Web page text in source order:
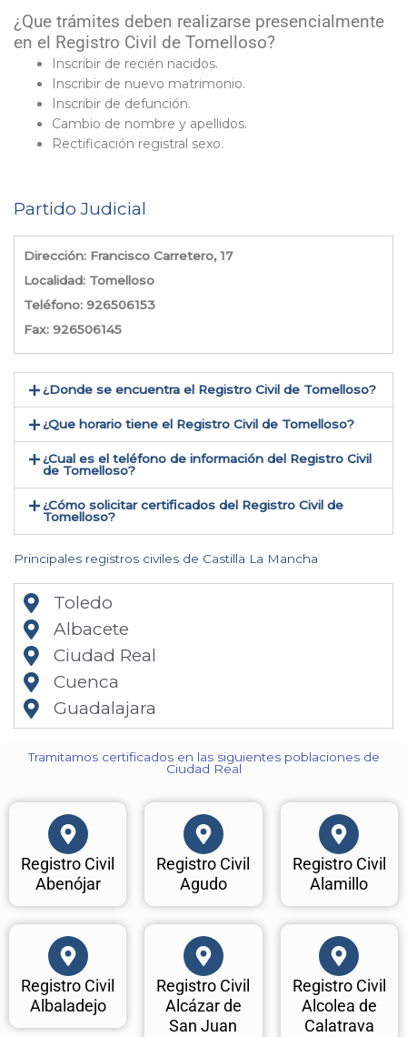
¿Que trámites deben realizarse presencialmente
en el Registro Civil de Tomelloso?
Inscribir de recién nacidos.
Inscribir de nuevo matrimonio.
Inscribir de defunción.
Cambio de nombre y apellidos.
Rectificación registral sexo.
Partido Judicial
Dirección: Francisco Carretero, 17
Localidad: Tomelloso
Teléfono: 926506153
Fax: 926506145
¿Donde se encuentra el Registro Civil de Tomelloso​?
¿Que horario tiene el Registro Civil de Tomelloso?
¿Cual es el teléfono de información del Registro Civil
de Tomelloso​?
¿Cómo solicitar certificados del Registro Civil de
Tomelloso​?
Principales registros civiles de Castilla La Mancha
Toledo
Albacete
Ciudad Real
Cuenca
Guadalajara
Tramitamos certificados en las siguientes poblaciones de
Ciudad Real​
Registro Civil
Abenójar
Registro Civil
Agudo
Registro Civil
Alamillo
Registro Civil
Albaladejo
Registro Civil
Alcázar de
San Juan
Registro Civil
Alcolea de
Calatrava